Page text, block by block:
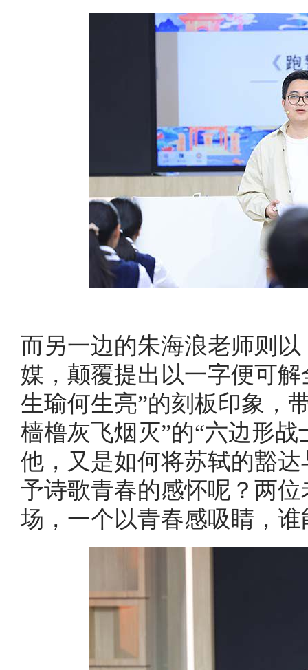
而另一边的朱海浪老师则
媒，颠覆提出以一字便可
生瑜何生亮”的刻板印象，
樯橹灰飞烟灭”的“六边形
他，又是如何将苏轼的豁
予诗歌青春的感怀呢？两
场，一个以青春感吸睛，